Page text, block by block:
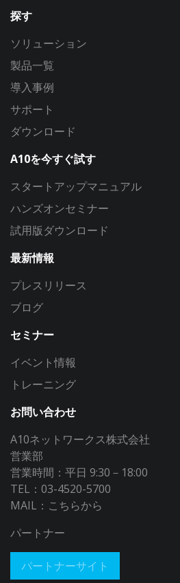
探す
ソリューション
製品一覧
導入事例
サポート
ダウンロード
A10を今すぐ試す
スタートアップマニュアル
ハンズオンセミナー
試用版ダウンロード
最新情報
プレスリリース
ブログ
セミナー
イベント情報
トレーニング
お問い合わせ
A10ネットワークス株式会社
営業部
営業時間：平日 9:30－18:00
TEL：03-4520-5700
MAIL： こちらから
パートナー
パートナーサイト